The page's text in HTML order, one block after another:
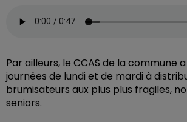
Par ailleurs, le CCAS de la commune
journées de lundi et de mardi à
brumisateurs aux plus plus fragiles,
seniors.